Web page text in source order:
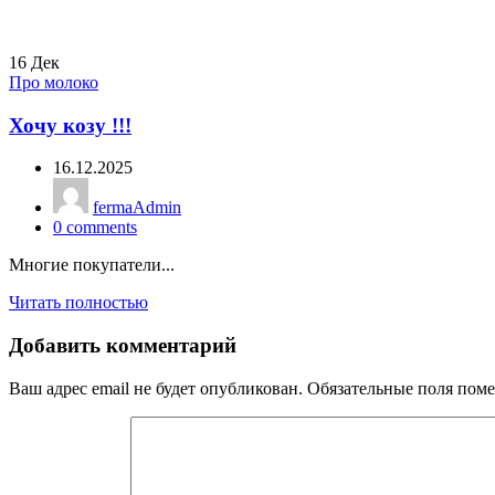
16 Дек
Про молоко
Хочу козу !!!
16.12.2025
fermaAdmin
0 comments
Многие покупатели...
Читать полностью
Добавить комментарий
Ваш адрес email не будет опубликован. Обязательные поля